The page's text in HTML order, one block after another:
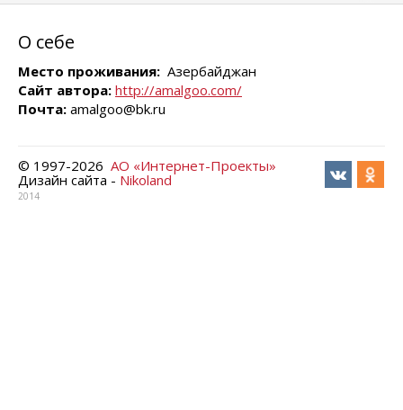
О себе
Место проживания: Азербайджан
Сайт автора: http://amalgoo.com/
Почта: amalgoo@bk.ru
© 1997-2026 АО «Интернет-Проекты»
Дизайн сайта - Nikoland
2014